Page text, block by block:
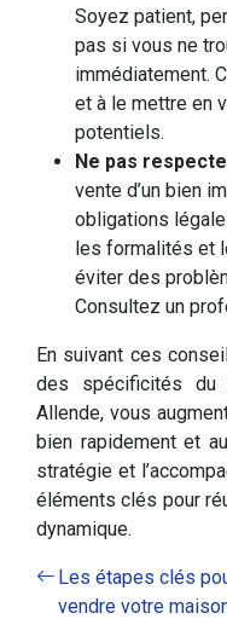
Soyez patient,
pas si vous ne
immédiatement.
et à le mettre en
potentiels.
Ne pas
vente d’un bien
obligations
les formalités et
éviter des
Consultez un
En suivant ces
des spécificités du
Allende, vous
bien rapidement et
stratégie et
éléments clés pour
dynamique.
Les étapes clés
vendre votre